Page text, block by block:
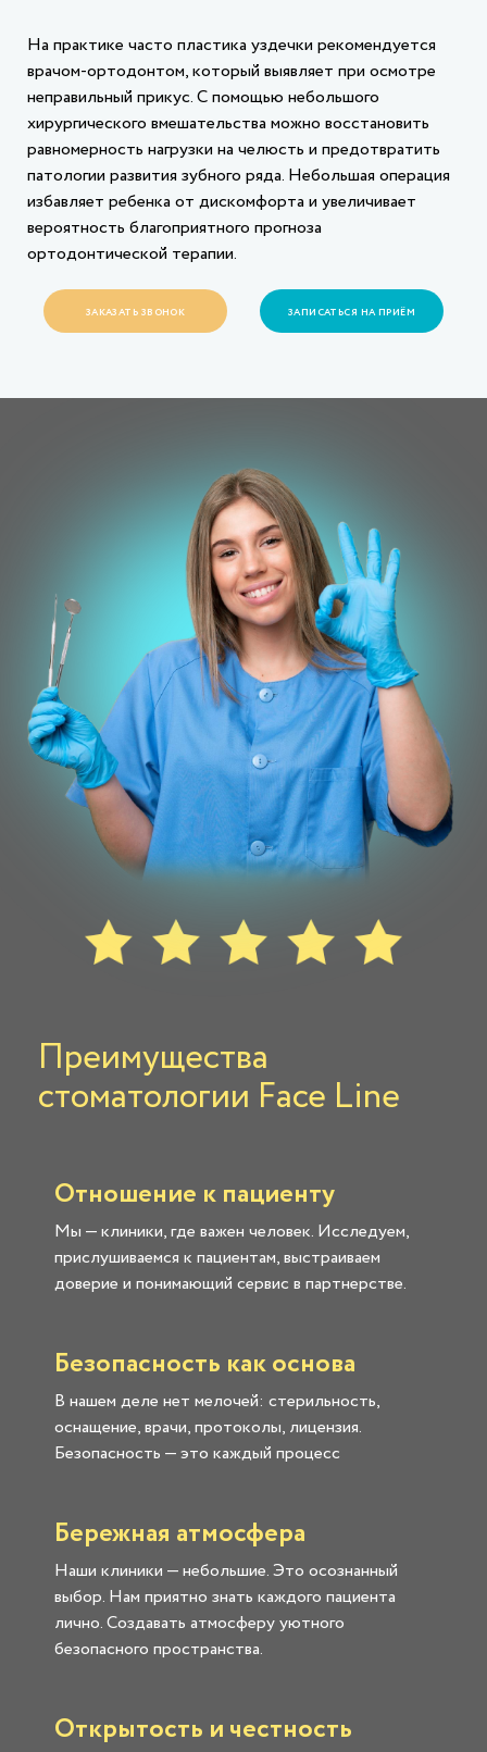
На практике часто пластика уздечки рекомендуется
врачом-ортодонтом, который выявляет при осмотре
неправильный прикус. С помощью небольшого
хирургического вмешательства можно восстановить
равномерность нагрузки на челюсть и предотвратить
патологии развития зубного ряда. Небольшая операция
избавляет ребенка от дискомфорта и увеличивает
вероятность благоприятного прогноза
ортодонтической терапии.
ЗАКАЗАТЬ ЗВОНОК ЗАПИСАТЬСЯ НА ПРИЁМ
Преимущества
стоматологии Face Line
Отношение к пациенту
Мы — клиники, где важен человек. Исследуем,
прислушиваемся к пациентам, выстраиваем
доверие и понимающий сервис в партнерстве.
Безопасность как основа
В нашем деле нет мелочей: стерильность,
оснащение, врачи, протоколы, лицензия.
Безопасность — это каждый процесс
Бережная атмосфера
Наши клиники — небольшие. Это осознанный
выбор. Нам приятно знать каждого пациента
лично. Создавать атмосферу уютного
безопасного пространства.
Открытость и честность